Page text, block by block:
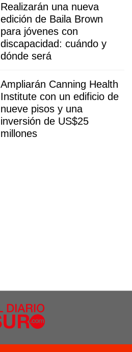
Realizarán una nueva
edición de Baila Brown
para jóvenes con
discapacidad: cuándo y
dónde será
Ampliarán Canning Health
Institute con un edificio de
nueve pisos y una
inversión de US$25
millones